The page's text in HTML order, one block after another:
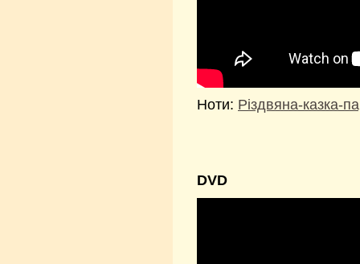
Ноти: Різдвяна-казка-
DVD